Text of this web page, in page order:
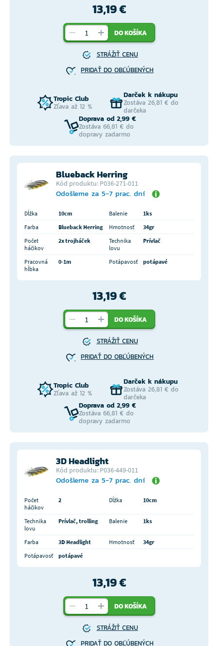
13,19 €
DO KOŠÍKA
STRÁŽIŤ CENU
PRIDAŤ DO OBĽÚBENÝCH
Tropic Club
Zľava až 12 %
Darček k nákupu
Zostáva 26,81 € do
darčeka
Doprava od 2,99 €
Zostáva 66,81 € do
dopravy zadarmo
Blueback Herring
Kód produktu: P036-271-011
Odošleme za 5-7 prac. dní
Dĺžka 10cm Balenie
1ks
Farba
Blueback Herring Hmotnosť
34gr
Počet
háčikov
2x trojháček
Technika
lovu
Prívlač
Pracovná
hĺbka
0-1m Potápavosť potápavé
13,19 €
DO KOŠÍKA
STRÁŽIŤ CENU
PRIDAŤ DO OBĽÚBENÝCH
Tropic Club
Zľava až 12 %
Darček k nákupu
Zostáva 26,81 € do
darčeka
Doprava od 2,99 €
Zostáva 66,81 € do
dopravy zadarmo
3D Headlight
Kód produktu: P036-449-011
Odošleme za 5-7 prac. dní
Počet
háčikov
2 Dĺžka 10cm
Technika
lovu
Prívlač, trolling Balenie 1ks
Farba 3D Headlight Hmotnosť
34gr
Potápavosť
potápavé
13,19 €
DO KOŠÍKA
STRÁŽIŤ CENU
PRIDAŤ DO OBĽÚBENÝCH